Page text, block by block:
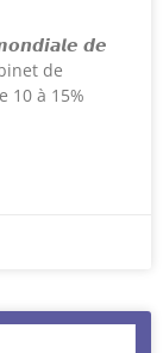
𝙙𝙚
de
10 à 15%